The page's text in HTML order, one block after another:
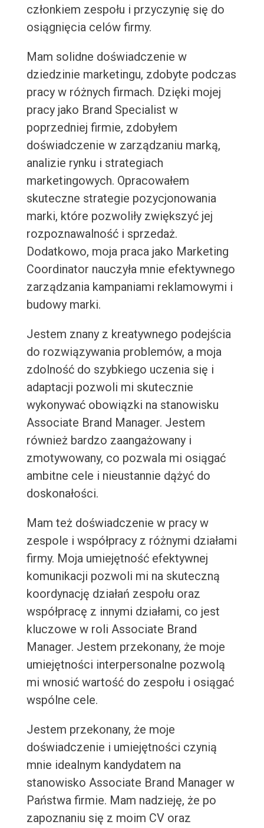
członkiem zespołu i przyczynię się do
osiągnięcia celów firmy.
Mam solidne doświadczenie w
dziedzinie marketingu, zdobyte podczas
pracy w różnych firmach. Dzięki mojej
pracy jako Brand Specialist w
poprzedniej firmie, zdobyłem
doświadczenie w zarządzaniu marką,
analizie rynku i strategiach
marketingowych. Opracowałem
skuteczne strategie pozycjonowania
marki, które pozwoliły zwiększyć jej
rozpoznawalność i sprzedaż.
Dodatkowo, moja praca jako Marketing
Coordinator nauczyła mnie efektywnego
zarządzania kampaniami reklamowymi i
budowy marki.
Jestem znany z kreatywnego podejścia
do rozwiązywania problemów, a moja
zdolność do szybkiego uczenia się i
adaptacji pozwoli mi skutecznie
wykonywać obowiązki na stanowisku
Associate Brand Manager. Jestem
również bardzo zaangażowany i
zmotywowany, co pozwala mi osiągać
ambitne cele i nieustannie dążyć do
doskonałości.
Mam też doświadczenie w pracy w
zespole i współpracy z różnymi działami
firmy. Moja umiejętność efektywnej
komunikacji pozwoli mi na skuteczną
koordynację działań zespołu oraz
współpracę z innymi działami, co jest
kluczowe w roli Associate Brand
Manager. Jestem przekonany, że moje
umiejętności interpersonalne pozwolą
mi wnosić wartość do zespołu i osiągać
wspólne cele.
Jestem przekonany, że moje
doświadczenie i umiejętności czynią
mnie idealnym kandydatem na
stanowisko Associate Brand Manager w
Państwa firmie. Mam nadzieję, że po
zapoznaniu się z moim CV oraz